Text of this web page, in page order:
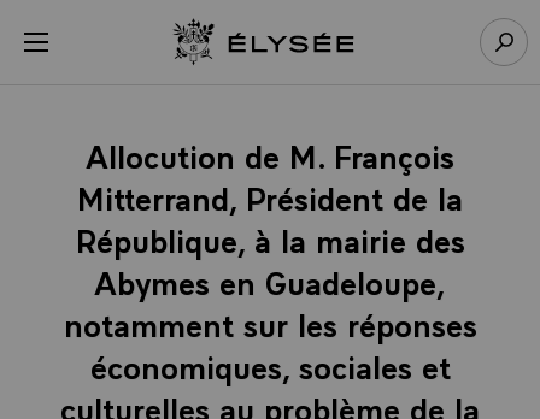
menu Retour à l’accueil Élysée
Allocution de M. François
Mitterrand, Président de la
République, à la mairie des
Abymes en Guadeloupe,
notamment sur les réponses
économiques, sociales et
culturelles au problème de la
Panneau de gestion des cookies